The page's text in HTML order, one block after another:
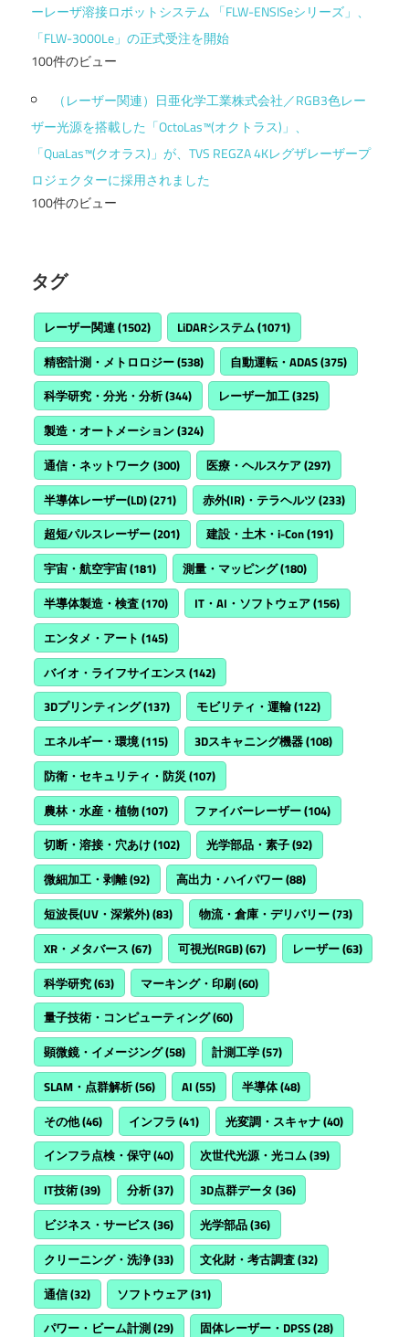
ーレーザ溶接ロボットシステム 「FLW-ENSISeシリーズ」、
「FLW-3000Le」の正式受注を開始
100件のビュー
（レーザー関連）日亜化学工業株式会社／RGB3色レー
ザー光源を搭載した「OctoLas™(オクトラス)」、
「QuaLas™(クオラス)」が、TVS REGZA 4Kレグザレーザープ
ロジェクターに採用されました
100件のビュー
タグ
レーザー関連(1502) LiDARシステム(1071)
精密計測・メトロロジー(538) 自動運転・ADAS(375)
科学研究・分光・分析(344) レーザー加工(325)
製造・オートメーション(324)
通信・ネットワーク (300) 医療・ヘルスケア(297)
半導体レーザー(LD)(271) 赤外(IR)・テラヘルツ (233)
超短パルスレーザー(201) 建設・土木・i-Con(191)
宇宙・航空宇宙(181) 測量・マッピング(180)
半導体製造・検査(170) IT・AI・ソフトウェア(156)
エンタメ・アート (145)
バイオ・ライフサイエンス (142)
3Dプリンティング(137) モビリティ・運輸(122)
エネルギー・環境(115) 3Dスキャニング機器(108)
防衛・セキュリティ・防災 (107)
農林・水産・植物(107) ファイバーレーザー(104)
切断・溶接・穴あけ(102) 光学部品・素子(92)
微細加工・剥離(92) 高出力・ハイパワー(88)
短波長(UV・深紫外)(83) 物流・倉庫・デリバリー(73)
XR・メタバース (67) 可視光(RGB)(67) レーザー(63)
科学研究(63) マーキング・印刷(60)
量子技術・コンピューティング(60)
顕微鏡・イメージング(58) 計測工学(57)
SLAM・点群解析(56) AI (55) 半導体(48)
その他(46) インフラ (41) 光変調・スキャナ(40)
インフラ点検・保守(40) 次世代光源・光コム(39)
IT技術(39) 分析(37) 3D点群データ (36)
ビジネス・サービス (36) 光学部品(36)
クリーニング・洗浄(33) 文化財・考古調査(32)
通信(32) ソフトウェア(31)
パワー・ビーム計測(29) 固体レーザー・DPSS(28)